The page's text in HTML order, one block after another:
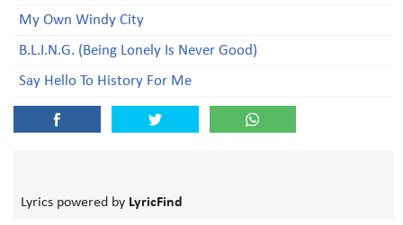
My Own Windy City
B.L.I.N.G. (Being Lonely Is Never Good)
Say Hello To History For Me
Lyrics powered by LyricFind